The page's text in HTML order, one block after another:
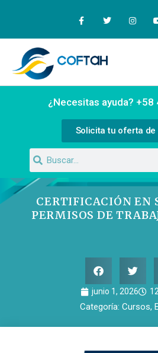
¿Necesitas ayuda?
Solicita tu oferta de
CERTIFICACIÓN EN
PERMISOS DE
junio 1, 2026
Categoría: Cursos,